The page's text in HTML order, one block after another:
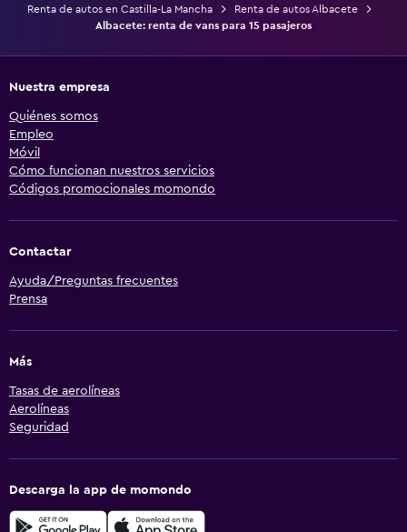
Renta de autos en Castilla-La Mancha
Renta de autos Albacete
Albacete: renta de vans para 15 pasajeros
Nuestra empresa
Quiénes somos
Empleo
Móvil
Cómo funcionan nuestros servicios
Códigos promocionales momondo
Contactar
Ayuda/Preguntas frecuentes
Prensa
Más
Tasas de aerolíneas
Aerolíneas
Seguridad
Descarga la app de momondo